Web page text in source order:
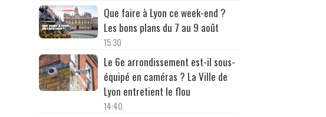
Que faire à Lyon ce week-end ?
Les bons plans du 7 au 9 août
15:30
Le 6e arrondissement est-il sous-
équipé en caméras ? La Ville de
Lyon entretient le flou
14:40